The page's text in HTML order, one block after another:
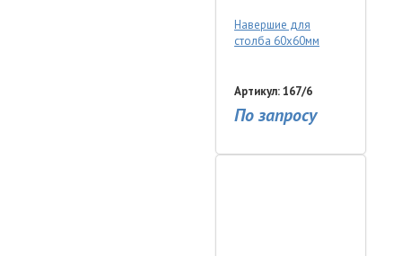
Навершие для
столба 60х60мм
Артикул: 167/6
По запросу